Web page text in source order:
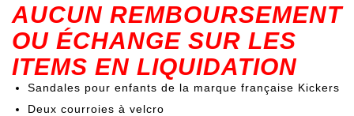
AUCUN REMBOURSEMENT
OU ÉCHANGE SUR LES
ITEMS EN LIQUIDATION
Sandales pour enfants de la marque française Kickers
Deux courroies à velcro